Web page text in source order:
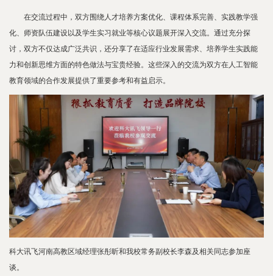
在交流过程中，双方围绕人才培养方案优化、课程体系完善、实践教学强
化、师资队伍建设以及学生实习就业等核心议题展开深入交流。通过充分探
讨，双方不仅达成广泛共识，还分享了在适应行业发展需求、培养学生实践能
力和创新思维方面的特色做法与宝贵经验。这些深入的交流为双方在人工智能
教育领域的合作发展提供了重要参考和有益启示。
科大讯飞河南高教区域经理张彤昕和我校常务副校长李森及相关同志参加座
谈。